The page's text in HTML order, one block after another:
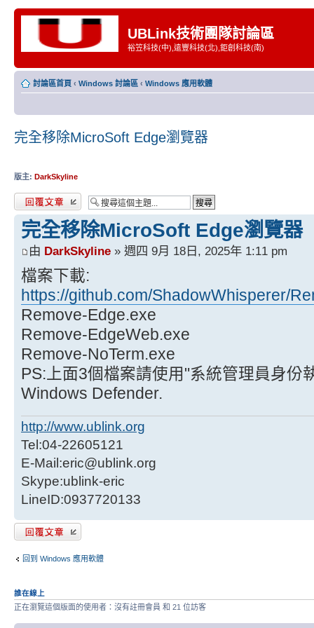
UBLink技術團隊討論區
裕笠科技(中),遠豐科技(北),鉅創科技(南)
討論區首頁 ‹ Windows 討論區 ‹ Windows 應用軟體
完全移除MicroSoft Edge瀏覽器
版主: DarkSkyline
發表回覆
完全移除MicroSoft Edge瀏覽器
由 DarkSkyline » 週四 9月 18日, 2025年 1:11 pm
檔案下載:
https://github.com/ShadowWhisperer/
Remove-Edge.exe
Remove-EdgeWeb.exe
Remove-NoTerm.exe
PS:上面3個檔案請使用"系統管理員身份
Windows Defender.
http://www.ublink.org
Tel:04-22605121
E-Mail:eric@ublink.org
Skype:ublink-eric
LineID:0937720133
發表回覆
回到 Windows 應用軟體
誰在線上
正在瀏覽這個版面的使用者：沒有註冊會員 和 21 位訪客